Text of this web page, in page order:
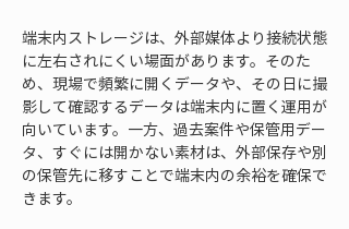
端末内ストレージは、外部媒体より接続状態
に左右されにくい場面があります。そのた
め、現場で頻繁に開くデータや、その日に撮
影して確認するデータは端末内に置く運用が
向いています。一方、過去案件や保管用デー
タ、すぐには開かない素材は、外部保存や別
の保管先に移すことで端末内の余裕を確保で
きます。